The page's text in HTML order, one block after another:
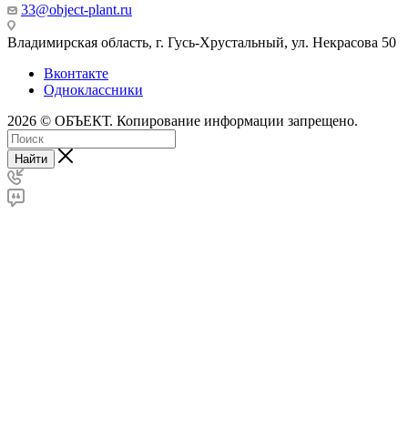
33@object-plant.ru
Владимирская область, г. Гусь-Хрустальный, ул. Некрасова 50
Вконтакте
Одноклассники
2026 © ОБЪЕКТ. Копирование информации запрещено.
Найти